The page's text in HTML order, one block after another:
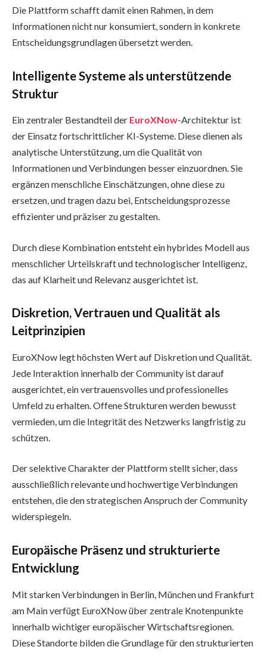
Die Plattform schafft damit einen Rahmen, in dem
Informationen nicht nur konsumiert, sondern in konkrete
Entscheidungsgrundlagen übersetzt werden.
Intelligente Systeme als unterstützende
Struktur
Ein zentraler Bestandteil der EuroXNow-Architektur ist
der Einsatz fortschrittlicher KI-Systeme. Diese dienen als
analytische Unterstützung, um die Qualität von
Informationen und Verbindungen besser einzuordnen. Sie
ergänzen menschliche Einschätzungen, ohne diese zu
ersetzen, und tragen dazu bei, Entscheidungsprozesse
effizienter und präziser zu gestalten.
Durch diese Kombination entsteht ein hybrides Modell aus
menschlicher Urteilskraft und technologischer Intelligenz,
das auf Klarheit und Relevanz ausgerichtet ist.
Diskretion, Vertrauen und Qualität als
Leitprinzipien
EuroXNow legt höchsten Wert auf Diskretion und Qualität.
Jede Interaktion innerhalb der Community ist darauf
ausgerichtet, ein vertrauensvolles und professionelles
Umfeld zu erhalten. Offene Strukturen werden bewusst
vermieden, um die Integrität des Netzwerks langfristig zu
schützen.
Der selektive Charakter der Plattform stellt sicher, dass
ausschließlich relevante und hochwertige Verbindungen
entstehen, die den strategischen Anspruch der Community
widerspiegeln.
Europäische Präsenz und strukturierte
Entwicklung
Mit starken Verbindungen in Berlin, München und Frankfurt
am Main verfügt EuroXNow über zentrale Knotenpunkte
innerhalb wichtiger europäischer Wirtschaftsregionen.
Diese Standorte bilden die Grundlage für den strukturierten